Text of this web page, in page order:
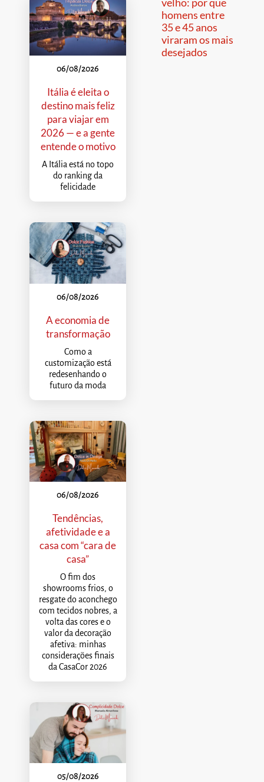
06/08/2026
Itália é eleita o
destino mais feliz
para viajar em
2026 — e a gente
entende o motivo
A Itália está no topo
do ranking da
felicidade
06/08/2026
A economia de
transformação
Como a
customização está
redesenhando o
futuro da moda
06/08/2026
Tendências,
afetividade e a
casa com “cara de
casa”
O fim dos
showrooms frios, o
resgate do aconchego
com tecidos nobres, a
volta das cores e o
valor da decoração
afetiva: minhas
considerações finais
da CasaCor 2026
05/08/2026
homens entre
35 e 45 anos
viraram os mais
desejados